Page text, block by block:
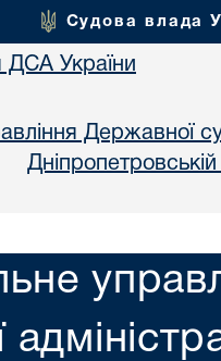
Судова влада
ДСА України
Державної